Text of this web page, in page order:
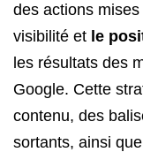
des actions
visibilité et le
les résultats des
Google. Cette
contenu, des
sortants, ainsi